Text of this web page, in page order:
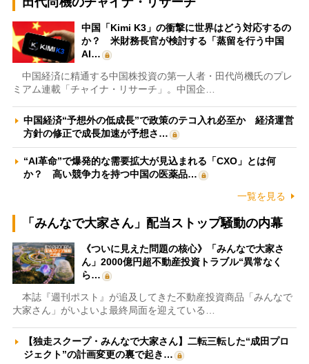
中国「Kimi K3」の衝撃に世界はどう対応するの
か？ 米財務長官が検討する「蒸留を行う中国
AI…
中国経済に精通する中国株投資の第一人者・田代尚機氏のプレ
ミアム連載「チャイナ・リサーチ」。中国企…
中国経済“予想外の低成長”で政策のテコ入れ必至か 経済運営
方針の修正で成長加速が予想さ…
“AI革命”で爆発的な需要拡大が見込まれる「CXO」とは何
か？ 高い競争力を持つ中国の医薬品…
一覧を見る
「みんなで大家さん」配当ストップ騒動の内幕
《ついに見えた問題の核心》「みんなで大家さ
ん」2000億円超不動産投資トラブル“異常なく
ら…
本誌『週刊ポスト』が追及してきた不動産投資商品「みんなで
大家さん」がいよいよ最終局面を迎えている…
【独走スクープ・みんなで大家さん】二転三転した“成田プロ
ジェクト”の計画変更の裏で起き…